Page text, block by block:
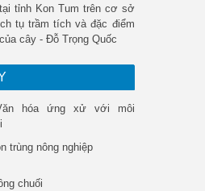
tỉnh Kon Tum trên cơ sở
tụ trầm tích và đặc điểm
cây - Đỗ Trọng Quốc
hóa ứng xử với môi
trùng nông nghiệp
chuối